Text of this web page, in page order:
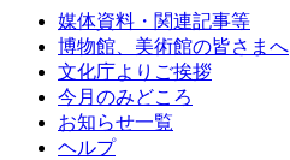
媒体資料・関連記事等
博物館、美術館の皆さまへ
文化庁よりご挨拶
今月のみどころ
お知らせ一覧
ヘルプ